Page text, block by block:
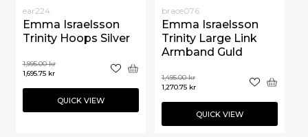
ear224
Emma Israelsson
Trinity Hoops Silver
1,995.00kr
1,695.75 kr
QUICK VIEW
brace076
Emma Israelsson
Trinity Large Link
Armband Guld
1,495.00kr
1,270.75 kr
QUICK VIEW